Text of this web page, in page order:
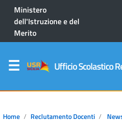
Ministero
dell'Istruzione e del
Merito
Ufficio Scolastico
Home Reclutamento Docenti